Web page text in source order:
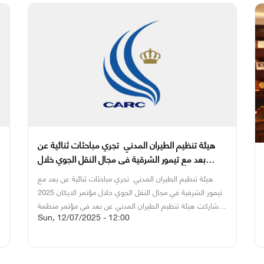
وشددت الهيئة على أهمية تطوير البنية التحتية والإطار التشريعي
الداعم للصناعة الواعدة، مع الإعلان عن نيتها إطلاق "دراسة
تنفيذ الأعمال" لتحديد الفرص الاستثمارية ودمج جميع الجهات
هيئة تنظيم الطيران المدني تجري مباحثات ثنائية عن
بعد مع تيمور الشرقية في مجال النقل الجوي خلال
مؤتمر الايكان 2025
هيئة تنظيم الطيران المدني تجري مباحثات ثنائية عن بعد مع
تيمور الشرقية في مجال النقل الجوي خلال مؤتمر الايكان 2025
شاركت هيئة تنظيم الطيران المدني عن بعد في مؤتمر منظمة
الطيران المدني الدولي للمفاوضات بشأن الخدمات الجويةICAN
Sun, 12/07/2025 - 12:00